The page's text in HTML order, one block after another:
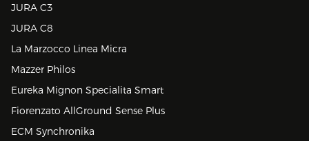
JURA C3
JURA C8
La Marzocco Linea Micra
Mazzer Philos
Eureka Mignon Specialita Smart
Fiorenzato AllGround Sense Plus
ECM Synchronika